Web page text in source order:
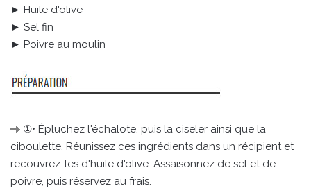
► Huile d'olive
► Sel fin
► Poivre au moulin
①• Épluchez l'échalote, puis la ciseler ainsi que la
ciboulette. Réunissez ces ingrédients dans un récipient et
recouvrez-les d'huile d'olive. Assaisonnez de sel et de
poivre, puis réservez au frais.